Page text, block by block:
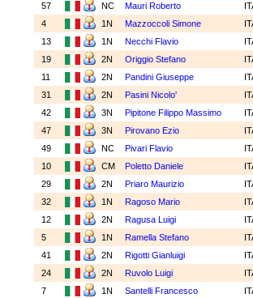
57
NC Mauri Roberto
4
1N Mazzoccoli Simone
13
1N Necchi Flavio
19
2N Origgio Stefano
11
2N Pandini Giuseppe
31
2N Pasini Nicolo'
42
3N Pipitone Filippo Massimo
47
3N Pirovano Ezio
49
NC Pivari Flavio
10
CM Poletto Daniele
29
2N Priaro Maurizio
32
1N Ragoso Mario
12
2N Ragusa Luigi
5
1N Ramella Stefano
41
2N Rigotti Gianluigi
24
2N Ruvolo Luigi
7
1N Santelli Francesco